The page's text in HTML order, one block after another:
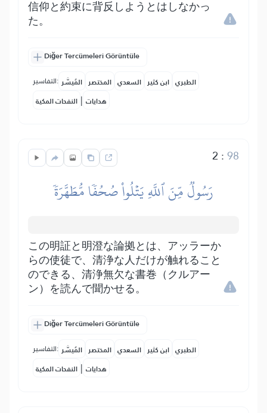
信仰と約束に背反しようとはしなかっ
た。
Diğer Tercümeleri Görüntüle
التفاسير: المُيسَّر المختصر السعدي ابن كثير الطبري
النفحات المكية | هدايات
2 :98
رَسُولٞ مِّنَ ٱللَّهِ يَتۡلُواْ صُحُفٗا مُّطَهَّرَةٗ
この明証と明澄な論拠とは、アッラーか
らの使徒で、清浄な人だけが触れること
のできる、清浄無欠な書巻（クルアー
ン）を読んで聞かせる。
Diğer Tercümeleri Görüntüle
التفاسير: المُيسَّر المختصر السعدي ابن كثير الطبري
النفحات المكية | هدايات